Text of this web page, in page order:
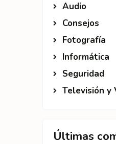
Audio
Consejos
Fotografía
Informática
Seguridad
Televisión y
Últimas